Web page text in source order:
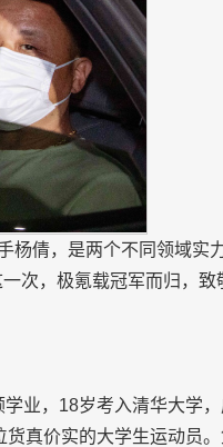
杨倩，是两个不同领域实
次，极氪载冠军而归，致
业，18岁考入清华大学
真价实的大学生运动员